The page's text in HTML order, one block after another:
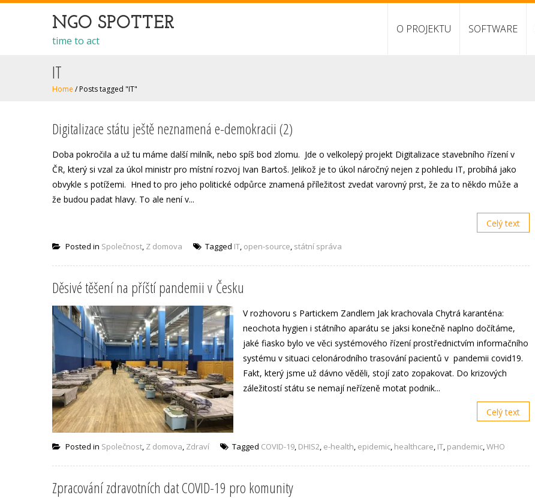
NGO SPOTTER
time to act
O PROJEKTU SOFTWARE
IT
Home /Posts tagged "IT"
Digitalizace státu ještě neznamená e-demokracii (2)
Doba pokročila a už tu máme další milník, nebo spíš bod zlomu. Jde o velkolepý projekt Digitalizace stavebního řízení v
ČR, který si vzal za úkol ministr pro místní rozvoj Ivan Bartoš. Jelikož je to úkol náročný nejen z pohledu IT, probíhá jako
obvykle s potížemi. Hned to pro jeho politické odpůrce znamená příležitost zvedat varovný prst, že za to někdo může a
že budou padat hlavy. To ale není v...
Celý text
Posted in Společnost, Z domova Tagged IT, open-source, státní správa
Děsivé těšení na příští pandemii v Česku
V rozhovoru s Partickem Zandlem Jak krachovala Chytrá karanténa:
neochota hygien i státního aparátu se jaksi konečně naplno dočítáme,
jaké fiasko bylo ve věci systémového řízení prostřednictvím informačního
systému v situaci celonárodního trasování pacientů v pandemii covid19.
Fakt, který jsme už dávno věděli, stojí zato zopakovat. Do krizových
záležitostí státu se nemají neřízeně motat podnik...
Celý text
Posted in Společnost, Z domova, Zdraví Tagged COVID-19, DHIS2, e-health, epidemic, healthcare, IT, pandemic,WHO
Zpracování zdravotních dat COVID-19 pro komunity